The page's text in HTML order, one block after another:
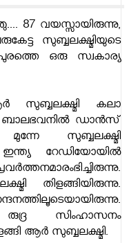
87 വയസ്സായിരുന്നു,
സുബ്ബലക്ഷ്മിയുടെ
ഒരു സ്വകാര്യ
സുബ്ബലക്ഷ്മി കലാ
ബാലഭവനില്‍ ഡാന്‍സ്
സുബ്ബലക്ഷ്മി
ഇന്ത്യ റേഡിയോയില്‍
തിളങ്ങിയിരുന്നു.
സിംഹാസനം
ആര്‍ സുബ്ബലക്ഷ്മി.